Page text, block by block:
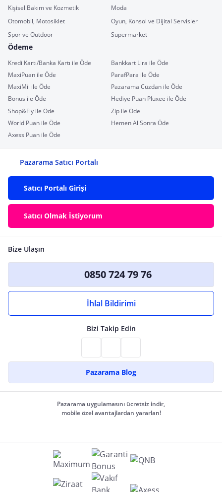
Kişisel Bakım ve Kozmetik
Moda
Otomobil, Motosiklet
Oyun, Konsol ve Dijital Servisler
Spor ve Outdoor
Süpermarket
Ödeme
Kredi Kartı/Banka Kartı ile Öde
Bankkart Lira ile Öde
MaxiPuan ile Öde
ParafPara ile Öde
MaxiMil ile Öde
Pazarama Cüzdan ile Öde
Bonus ile Öde
Hediye Puan Pluxee ile Öde
Shop&Fly ile Öde
Zip ile Öde
World Puan ile Öde
Hemen Al Sonra Öde
Axess Puan ile Öde
Pazarama Satıcı Portalı
Satıcı Portalı Girişi
Satıcı Olmak İstiyorum
Bize Ulaşın
0850 724 79 76
İhlal Bildirimi
Bizi Takip Edin
Pazarama Blog
Pazarama uygulamasını ücretsiz indir,
mobile özel avantajlardan yararlan!